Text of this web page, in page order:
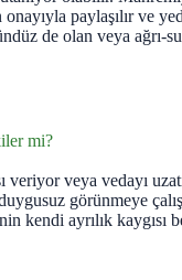
paylaşılır ve
de olan veya ağrı-
mi?
veriyor veya vedayı
görünmeye
kendi ayrılık kaygısı